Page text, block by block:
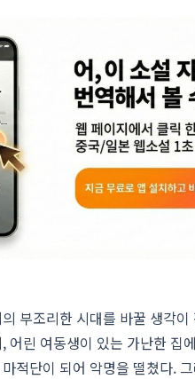
부조리한 시대를 바꿀 생각
어린 여동생이 있는 가난한 집
적단이 되어 악명을 떨쳤다.